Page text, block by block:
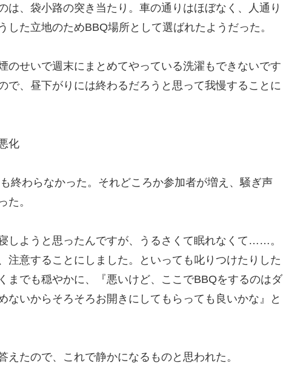
、袋小路の突き当たり。車の通りはほぼなく、人通り
した立地のためBBQ場所として選ばれたようだった。
のせいで週末にまとめてやっている洗濯もできないです
で、昼下がりには終わるだろうと思って我慢することに
化
終わらなかった。それどころか参加者が増え、騒ぎ声
た。
しようと思ったんですが、うるさくて眠れなくて……。
注意することにしました。といっても叱りつけたりした
までも穏やかに、『悪いけど、ここでBBQをするのはダ
ないからそろそろお開きにしてもらっても良いかな』と
たので、これで静かになるものと思われた。